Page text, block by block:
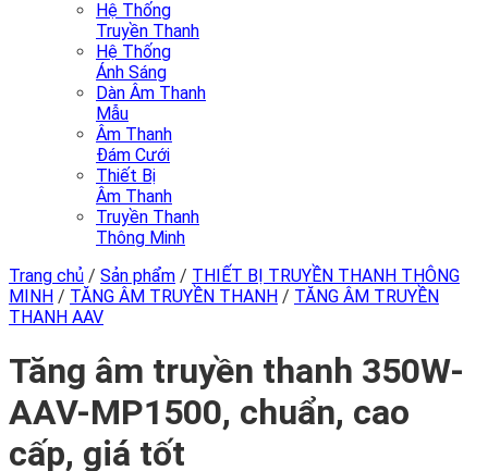
Hệ Thống
Truyền Thanh
Hệ Thống
Ánh Sáng
Dàn Âm Thanh
Mẫu
Âm Thanh
Đám Cưới
Thiết Bị
Âm Thanh
Truyền Thanh
Thông Minh
Trang chủ / Sản phẩm / THIẾT BỊ TRUYỀN THANH THÔNG
MINH / TĂNG ÂM TRUYỀN THANH / TĂNG ÂM TRUYỀN
THANH AAV
Tăng âm truyền thanh 350W-
AAV-MP1500, chuẩn, cao
cấp, giá tốt